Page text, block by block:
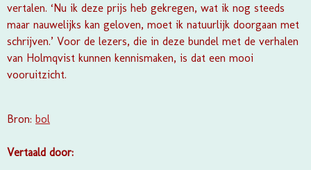
vertalen. ‘Nu ik deze prijs heb gekregen, wat ik nog steeds
maar nauwelijks kan geloven, moet ik natuurlijk doorgaan met
schrijven.’ Voor de lezers, die in deze bundel met de verhalen
van Holmqvist kunnen kennismaken, is dat een mooi
vooruitzicht.
Bron: bol
Vertaald door: